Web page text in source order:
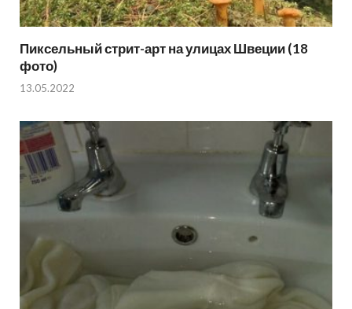
Пиксельный стрит-арт на улицах Швеции (18
фото)
13.05.2022